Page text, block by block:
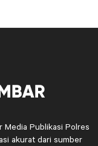
Media Publikasi Polres
akurat dari sumber